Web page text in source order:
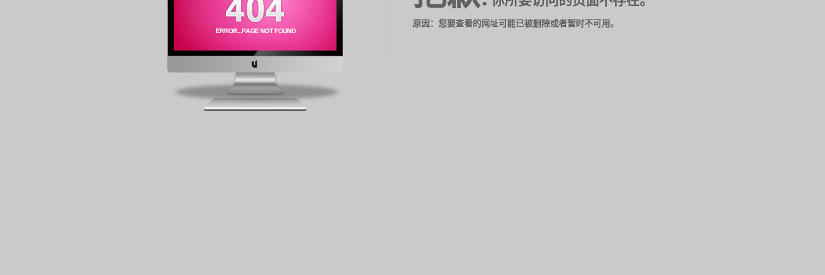
原因：您要查看的网址可能已被删除或者暂时不可用。